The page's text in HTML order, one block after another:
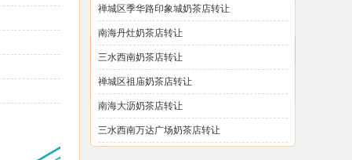
禅城区季华路印象城奶茶店转让
南海丹灶奶茶店转让
三水西南奶茶店转让
禅城区祖庙奶茶店转让
南海大沥奶茶店转让
三水西南万达广场奶茶店转让